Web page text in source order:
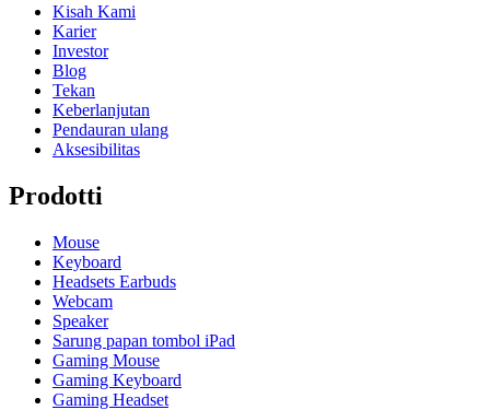
Kisah Kami
Karier
Investor
Blog
Tekan
Keberlanjutan
Pendauran ulang
Aksesibilitas
Prodotti
Mouse
Keyboard
Headsets Earbuds
Webcam
Speaker
Sarung papan tombol iPad
Gaming Mouse
Gaming Keyboard
Gaming Headset